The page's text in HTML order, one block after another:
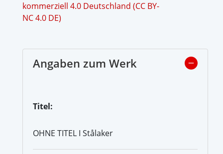
kommerziell 4.0 Deutschland (CC BY-
NC 4.0 DE)
Angaben zum Werk
Titel:
OHNE TITEL I Stålaker